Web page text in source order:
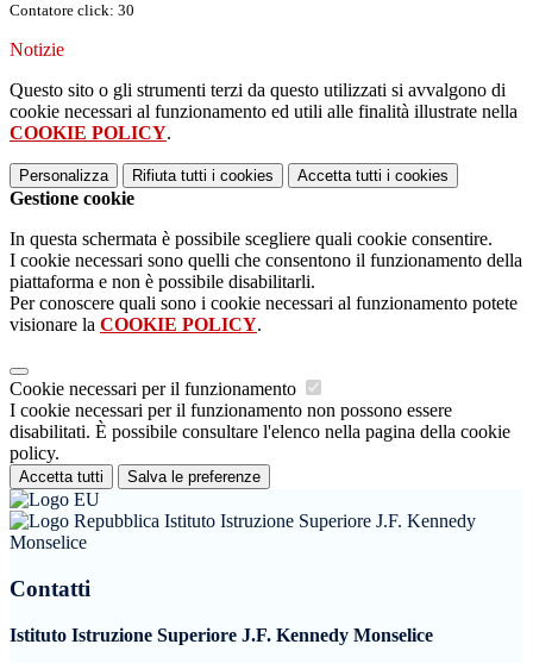
Contatore click: 30
Notizie
Questo sito o gli strumenti terzi da questo utilizzati si avvalgono di
cookie necessari al funzionamento ed utili alle finalità illustrate nella
COOKIE POLICY.
Personalizza Rifiuta tutti i cookies Accetta tutti i cookies
Gestione cookie
In questa schermata è possibile scegliere quali cookie consentire.
I cookie necessari sono quelli che consentono il funzionamento della
piattaforma e non è possibile disabilitarli.
Per conoscere quali sono i cookie necessari al funzionamento potete
visionare la COOKIE POLICY.
Cookie necessari per il funzionamento
I cookie necessari per il funzionamento non possono essere
disabilitati. È possibile consultare l'elenco nella pagina della cookie
policy.
Accetta tutti Salva le preferenze
Istituto Istruzione Superiore J.F. Kennedy
Monselice
Contatti
Istituto Istruzione Superiore J.F. Kennedy Monselice